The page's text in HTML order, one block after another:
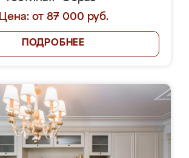
Цена: от 87 000 руб.
ПОДРОБНЕЕ